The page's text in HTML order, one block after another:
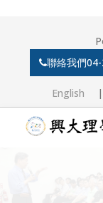
聯絡我們
English